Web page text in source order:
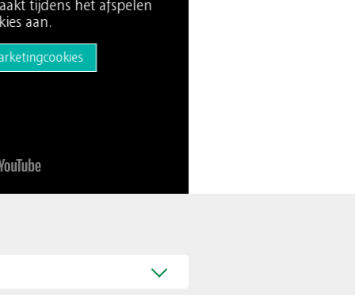
tijdens het afspelen
aan.